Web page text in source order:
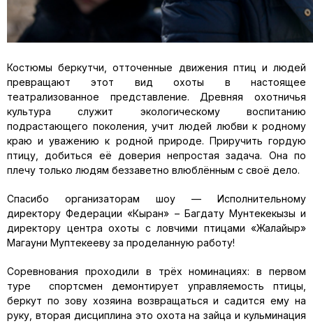
Костюмы беркутчи, отточенные движения птиц и людей
превращают этот вид охоты в настоящее
театрализованное представление. Древняя охотничья
культура служит экологическому воспитанию
подрастающего поколения, учит людей любви к родному
краю и уважению к родной природе. Приручить гордую
птицу, добиться её доверия непростая задача. Она по
плечу только людям беззаветно влюблённым с своё дело.
Спасибо организаторам шоу — Исполнительному
директору Федерации «Кыран» – Багдату Мунтекекызы и
директору центра охоты с ловчими птицами «Жалайыр»
Магауни Муптекееву за проделанную работу!
Соревнования проходили в трёх номинациях: в первом
туре спортсмен демонтирует управляемость птицы,
беркут по зову хозяина возвращаться и садится ему на
руку, вторая дисциплина это охота на зайца и кульминация